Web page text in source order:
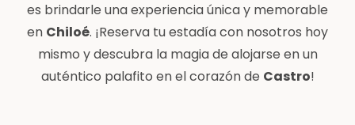
es brindarle una experiencia única y memorable
en Chiloé. ¡Reserva tu estadía con nosotros hoy
mismo y descubra la magia de alojarse en un
auténtico palafito en el corazón de Castro!